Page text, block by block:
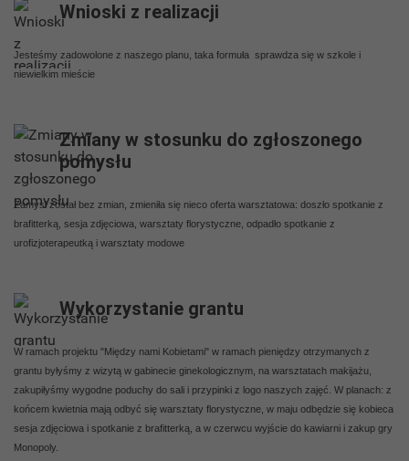
Wnioski z realizacji
Jesteśmy zadowolone z naszego planu, taka formuła sprawdza się w szkole i
niewielkim mieście
Zmiany w stosunku do zgłoszonego
pomysłu
Zamysł został bez zmian, zmieniła się nieco oferta warsztatowa: doszło spotkanie z
brafitterką, sesja zdjęciowa, warsztaty florystyczne, odpadło spotkanie z
urofizjoterapeutką i warsztaty modowe
Wykorzystanie grantu
W ramach projektu "Między nami Kobietami" w ramach pieniędzy otrzymanych z
grantu byłyśmy z wizytą w gabinecie ginekologicznym, na warsztatach makijażu,
zakupiłyśmy wygodne poduchy do sali i przypinki z logo naszych zajęć. W planach: z
końcem kwietnia mają odbyć się warsztaty florystyczne, w maju odbędzie się kobieca
sesja zdjęciowa i spotkanie z brafitterką, a w czerwcu wyjście do kawiarni i zakup gry
Monopoly.